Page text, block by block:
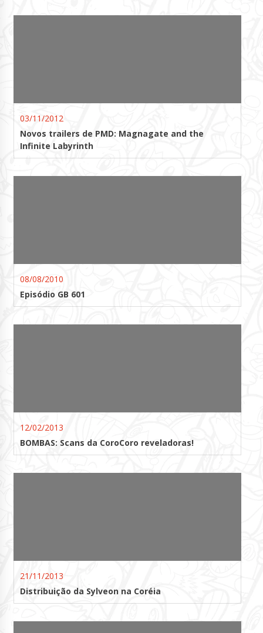
03/11/2012
Novos trailers de PMD: Magnagate and the
Infinite Labyrinth
08/08/2010
Episódio GB 601
12/02/2013
BOMBAS: Scans da CoroCoro reveladoras!
21/11/2013
Distribuição da Sylveon na Coréia